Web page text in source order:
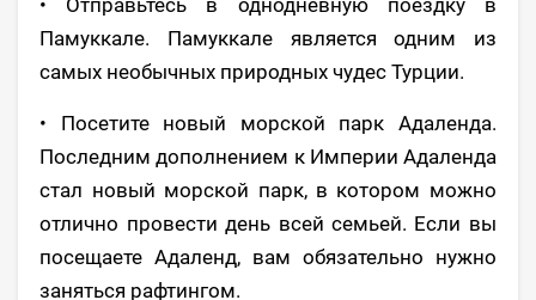
Памуккале. Памуккале является одним из
самых необычных природных чудес Турции.
• Посетите новый морской парк Адаленда.
Последним дополнением к Империи Адаленда
стал новый морской парк, в котором можно
отлично провести день всей семьей. Если вы
посещаете Адаленд, вам обязательно нужно
заняться рафтингом.